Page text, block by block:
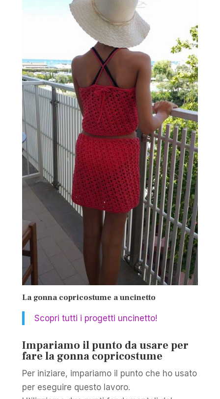
La gonna copricostume a uncinetto
Scopri tutti i progetti uncinetto!
Impariamo il punto da usare per
fare la gonna copricostume
Per iniziare, impariamo il punto che ho usato
per eseguire questo lavoro.